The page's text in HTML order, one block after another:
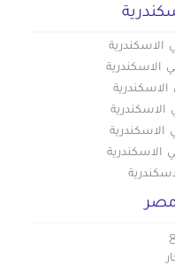
الاسكندرية
الاسكندرية
الاسكندرية
الاسكندرية
مصر